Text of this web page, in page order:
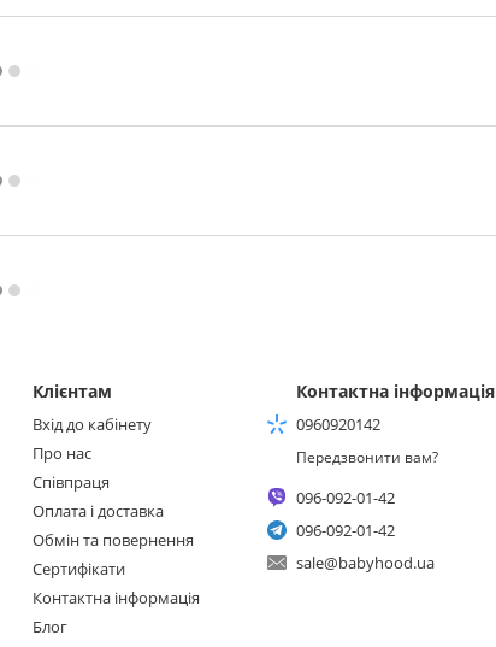
Клієнтам
Вхід до кабінету
Про нас
Співпраця
Оплата і доставка
Обмін та повернення
Сертифікати
Контактна інформація
Блог
Контактна інформація
0960920142
Передзвонити вам?
096-092-01-42
096-092-01-42
sale@babyhood.ua